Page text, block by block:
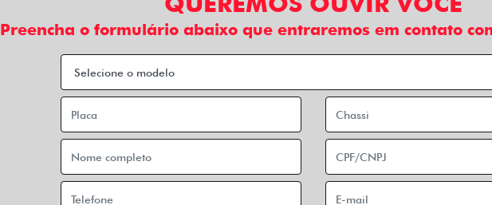
Preencha o formulário abaixo que entraremos em contato